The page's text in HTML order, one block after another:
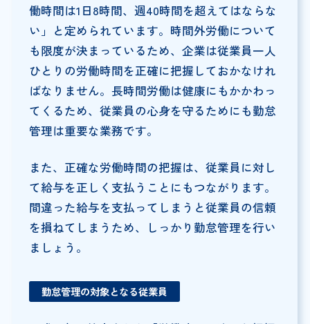
働時間は1日8時間、週40時間を超えてはならな
い」と定められています。時間外労働について
も限度が決まっているため、企業は従業員一人
ひとりの労働時間を正確に把握しておかなけれ
ばなりません。長時間労働は健康にもかかわっ
てくるため、従業員の心身を守るためにも勤怠
管理は重要な業務です。
また、正確な労働時間の把握は、従業員に対し
て給与を正しく支払うことにもつながります。
間違った給与を支払ってしまうと従業員の信頼
を損ねてしまうため、しっかり勤怠管理を行い
ましょう。
勤怠管理の対象となる従業員